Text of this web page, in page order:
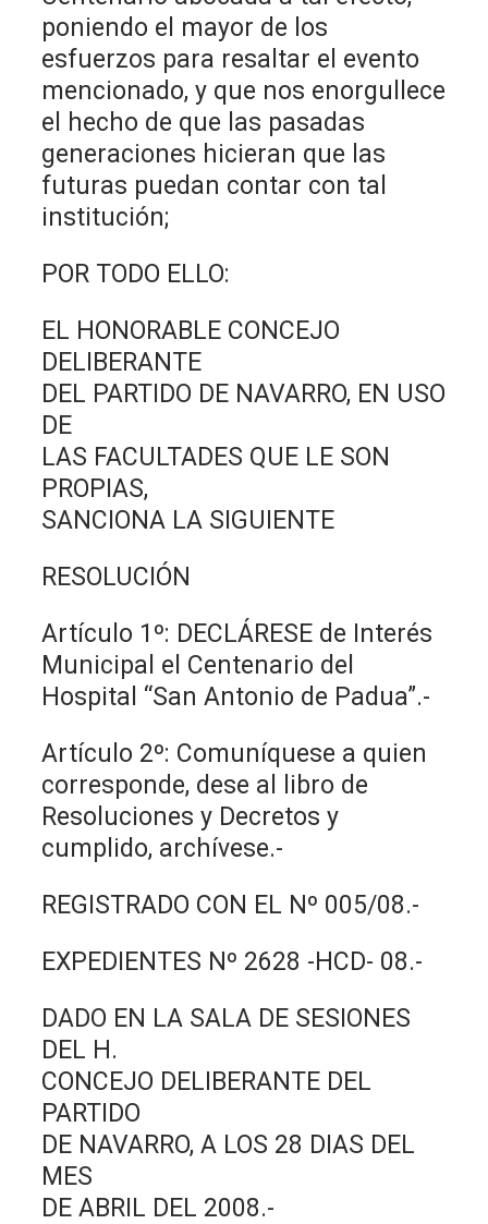
poniendo el mayor de los
esfuerzos para resaltar el evento
mencionado, y que nos enorgullece
el hecho de que las pasadas
generaciones hicieran que las
futuras puedan contar con tal
institución;
POR TODO ELLO:
EL HONORABLE CONCEJO
DELIBERANTE
DEL PARTIDO DE NAVARRO, EN USO
DE
LAS FACULTADES QUE LE SON
PROPIAS,
SANCIONA LA SIGUIENTE
RESOLUCIÓN
Artículo 1º: DECLÁRESE de Interés
Municipal el Centenario del
Hospital “San Antonio de Padua”.-
Artículo 2º: Comuníquese a quien
corresponde, dese al libro de
Resoluciones y Decretos y
cumplido, archívese.-
REGISTRADO CON EL Nº 005/08.-
EXPEDIENTES Nº 2628 -HCD- 08.-
DADO EN LA SALA DE SESIONES
DEL H.
CONCEJO DELIBERANTE DEL
PARTIDO
DE NAVARRO, A LOS 28 DIAS DEL
MES
DE ABRIL DEL 2008.-